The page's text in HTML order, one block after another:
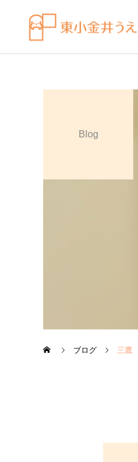
ビラノア（ビラスチン）を
Blog
ブログ 三鷹